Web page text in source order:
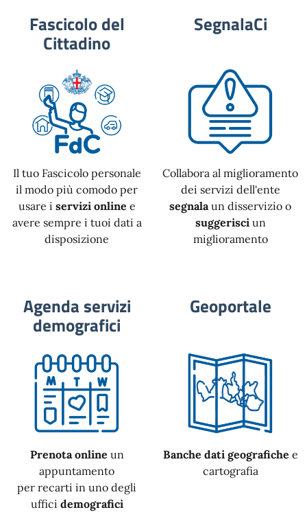
Fascicolo del
Cittadino
Il tuo Fascicolo personale
il modo più comodo per
usare i servizi online e
avere sempre i tuoi dati a
disposizione
SegnalaCi
Collabora al miglioramento
dei servizi dell'ente
segnala un disservizio o
suggerisciun
miglioramento
Agenda servizi
demografici
Prenota online un
appuntamento
per recarti in uno degli
uffici demografici
Geoportale
Banche dati geografiche e
cartografia